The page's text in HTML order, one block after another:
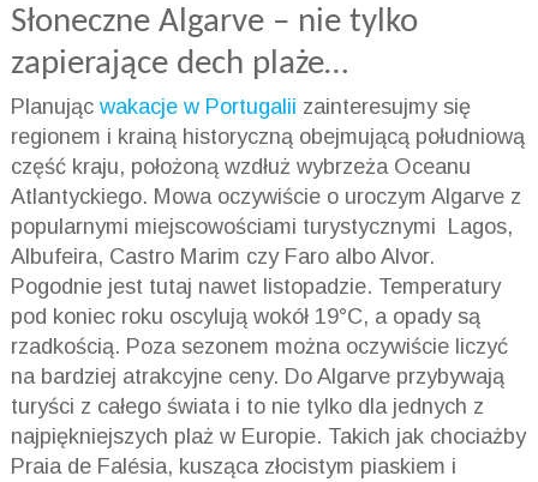
Słoneczne Algarve – nie tylko
zapierające dech plaże…
Planując wakacje w Portugalii zainteresujmy się
regionem i krainą historyczną obejmującą południową
część kraju, położoną wzdłuż wybrzeża Oceanu
Atlantyckiego. Mowa oczywiście o uroczym Algarve z
popularnymi miejscowościami turystycznymi Lagos,
Albufeira, Castro Marim czy Faro albo Alvor.
Pogodnie jest tutaj nawet listopadzie. Temperatury
pod koniec roku oscylują wokół 19°C, a opady są
rzadkością. Poza sezonem można oczywiście liczyć
na bardziej atrakcyjne ceny. Do Algarve przybywają
turyści z całego świata i to nie tylko dla jednych z
najpiękniejszych plaż w Europie. Takich jak chociażby
Praia de Falésia, kusząca złocistym piaskiem i